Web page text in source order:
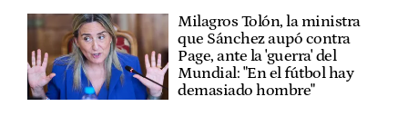
Milagros Tolón, la ministra
que Sánchez aupó contra
Page, ante la 'guerra' del
Mundial: "En el fútbol hay
demasiado hombre"